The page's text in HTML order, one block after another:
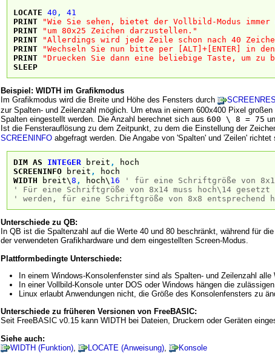
LOCATE 40 ,
41
PRINT
"Wie Sie sehen, bietet der Vollbild-Modus immer
PRINT
"um 80x25 Zeichen darzustellen."
PRINT
"Allerdings wird jede Zeile schon nach 40
PRINT
"Wechseln Sie nun bitte per [ALT]+[ENTER] in den
PRINT
"Druecken Sie dann eine beliebige Taste, um zu
SLEEP
Beispiel: WIDTH im Grafikmodus
Im Grafikmodus wird die Breite und Höhe des Fensters durch
SCREENRES
zur Spalten- und Zeilenzahl möglich. Um etwa in einem 600x400 Pixel
Spalten eingestellt werden. Die Anzahl berechnet sich aus 600 \ 8 = 75
Ist die Fensterauflösung zu dem Zeitpunkt, zu dem die Einstellung der
SCREENINFO abgefragt werden. Die Angabe von 'Spalten' und 'Zeilen'
DIM AS INTEGER breit ,
hoch
SCREENINFO breit ,
hoch
WIDTH breit\8 , hoch\ 16
' für eine Schriftgröße von
' Für eine Schriftgröße von 8x14 muss hoch\14 gesetzt
' werden, für eine Schriftgröße von 8x8 entsprechend
Unterschiede zu QB:
In QB ist die Spaltenzahl auf die Werte 40 und 80 beschränkt, während für
der verwendeten Grafikhardware und dem eingestellten Screen-Modus.
Plattformbedingte Unterschiede:
In einem Windows-Konsolenfenster sind als Spalten- und Zeilenzahl
In einer Vollbild-Konsole unter DOS oder Windows hängen die
Linux erlaubt Anwendungen nicht, die Größe des Konsolenfensters zu
Unterschiede zu früheren Versionen von FreeBASIC:
Seit FreeBASIC v0.15 kann WIDTH bei Dateien, Druckern oder Geräten
Siehe auch:
WIDTH (Funktion)
LOCATE (Anweisung) Konsole